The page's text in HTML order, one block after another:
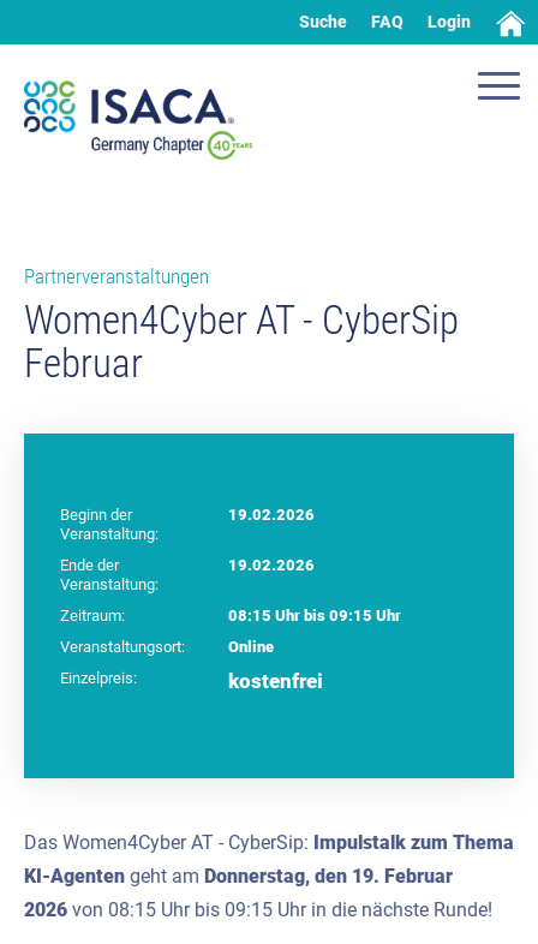
Suche FAQ Login
Partnerveranstaltungen
Women4Cyber AT - CyberSip
Februar
Beginn der
Veranstaltung:
19.02.2026
Ende der
Veranstaltung:
19.02.2026
Zeitraum:
08:15 Uhr bis 09:15 Uhr
Veranstaltungsort:
Online
Einzelpreis:
kostenfrei
Das Women4Cyber AT - CyberSip: Impulstalk zum Thema
KI-Agenten geht am Donnerstag, den 19. Februar
2026 von 08:15 Uhr bis 09:15 Uhr in die nächste Runde!